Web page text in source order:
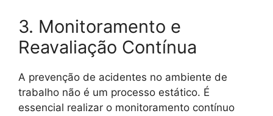
3. Monitoramento e
Reavaliação Contínua
A prevenção de acidentes no ambiente de
trabalho não é um processo estático. É
essencial realizar o monitoramento contínuo